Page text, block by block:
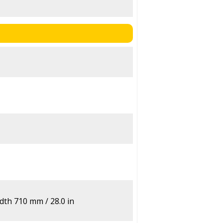
710 mm / 28.0 in